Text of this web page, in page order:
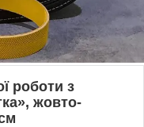
роботи з
жовто-